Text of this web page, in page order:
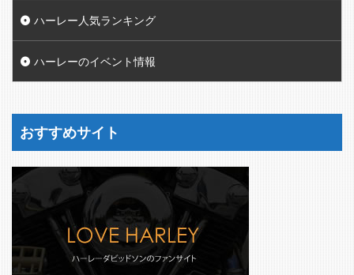
ハーレー人気ランキング
ハーレーのイベント情報
おすすめサイト